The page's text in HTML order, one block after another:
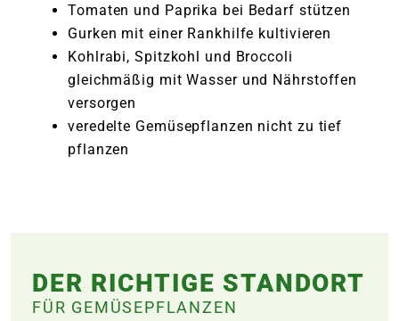
Tomaten und Paprika bei Bedarf stützen
Gurken mit einer Rankhilfe kultivieren
Kohlrabi, Spitzkohl und Broccoli
gleichmäßig mit Wasser und Nährstoffen
versorgen
veredelte Gemüsepflanzen nicht zu tief
pflanzen
DER RICHTIGE STANDORT
FÜR GEMÜSEPFLANZEN